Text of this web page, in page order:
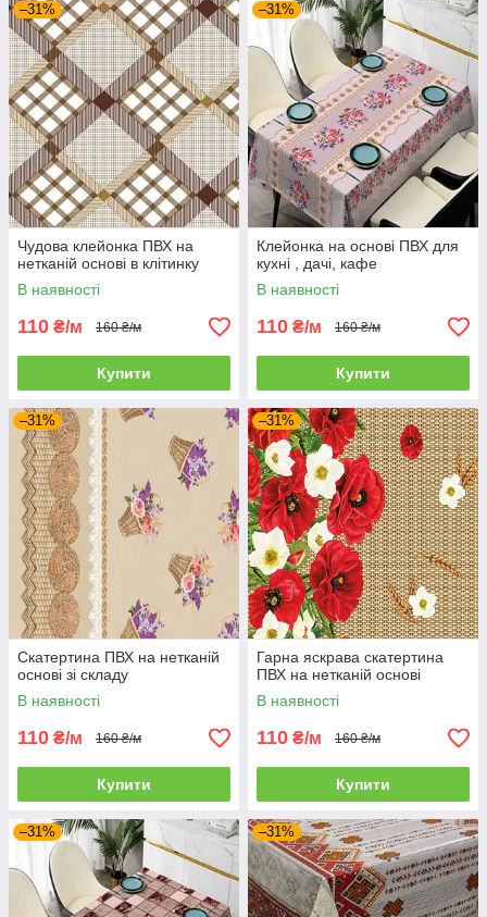
–31%
Чудова клейонка ПВХ на
нетканій основі в клітинку
В наявності
110 ₴/м 160 ₴/м
Купити
–31%
Клейонка на основі ПВХ для
кухні , дачі, кафе
В наявності
110 ₴/м 160 ₴/м
Купити
–31%
Скатертина ПВХ на нетканій
основі зі складу
В наявності
110 ₴/м 160 ₴/м
Купити
–31%
Гарна яскрава скатертина
ПВХ на нетканій основі
В наявності
110 ₴/м 160 ₴/м
Купити
–31% –31%